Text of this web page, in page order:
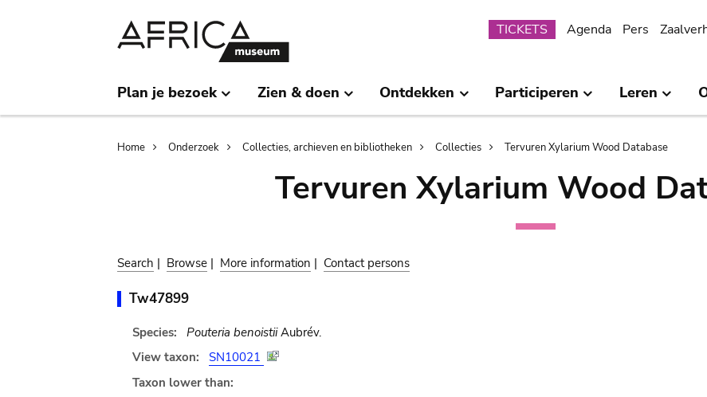
Submenu
TICKETS Agenda Pers
Plan je bezoek Zien & doen Ontdekken Participeren Leren
Breadcrumb
Home Onderzoek Collecties, archieven en bibliotheken Collecties Tervuren Xylarium Wood Database
Tervuren Xylarium Wood
Search | Browse | More information | Contact persons
Tw47899
Species: Pouteria benoistiiAubrév.
View taxon:
SN10021
Taxon lower than: